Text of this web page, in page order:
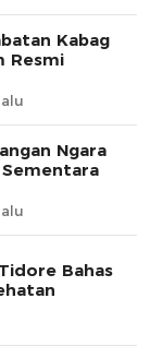
Kabag
Resmi
Ngara
Bahas